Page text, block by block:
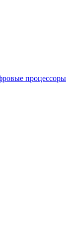
процессоры